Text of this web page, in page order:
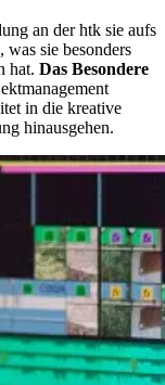
an der htk sie aufs
sie besonders
hat. Das Besondere
in die kreative
hinausgehen.